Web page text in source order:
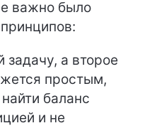
важно было
а второе
простым,
баланс
и не